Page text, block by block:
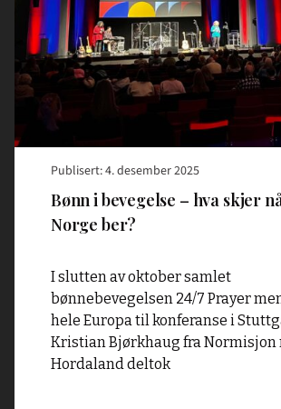
Publisert: 4. desember 2025
Bønn i bevegelse – hva skjer
Norge ber?
I slutten av oktober samlet
bønnebevegelsen 24/7 Prayer
hele Europa til konferanse i
Kristian Bjørkhaug fra Normisjon
Hordaland deltok
skjer
når
hele
Norge
ber?"